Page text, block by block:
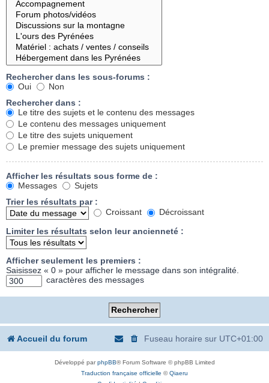
Rechercher dans les sous-forums :
Oui
Non
Rechercher dans :
Le titre des sujets et le contenu des messages
Le contenu des messages uniquement
Le titre des sujets uniquement
Le premier message des sujets uniquement
Afficher les résultats sous forme de :
Messages
Sujets
Trier les résultats par :
Croissant
Décroissant
Limiter les résultats selon leur ancienneté :
Afficher seulement les premiers :
Saisissez « 0 » pour afficher le message dans son intégralité.
caractères des messages
Accueil du forum Fuseau horaire sur UTC+01:00
Développé parphpBB® Forum Software © phpBB Limited
Traduction française officielle ©Qiaeru